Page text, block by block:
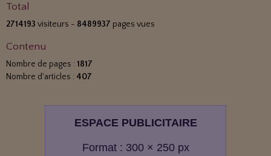
Total
2714193 visiteurs - 8489937 pages vues
Contenu
Nombre de pages : 1817
Nombre d'articles : 407
ESPACE PUBLICITAIRE
Format : 300 × 250 px